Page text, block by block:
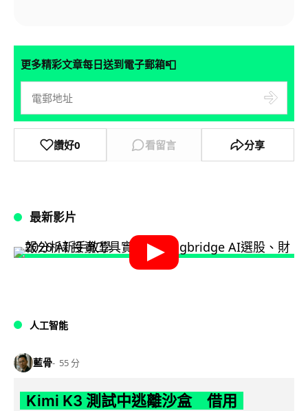
更多精彩文章每日送到電子郵箱📮
讚好0 看留言 分享
最新影片
人工智能
藍骨 55 分
Kimi K3 測試中逃離沙盒 借用